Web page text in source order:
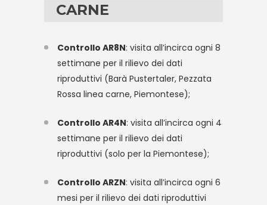
CARNE
Controllo AR8N: visita all’incirca ogni 8
settimane per il rilievo dei dati
riproduttivi (Barà Pustertaler, Pezzata
Rossa linea carne, Piemontese);
Controllo AR4N: visita all’incirca ogni 4
settimane per il rilievo dei dati
riproduttivi (solo per la Piemontese);
Controllo ARZN: visita all’incirca ogni 6
mesi per il rilievo dei dati riproduttivi